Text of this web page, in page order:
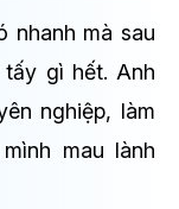
nhanh mà sau
gì hết. Anh
nghiệp, làm
mau lành